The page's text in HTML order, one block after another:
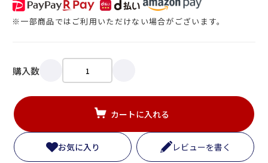
※一部商品ではご利用いただけない場合がございます。
購入数
カートに入れる
お気に入り レビューを書く